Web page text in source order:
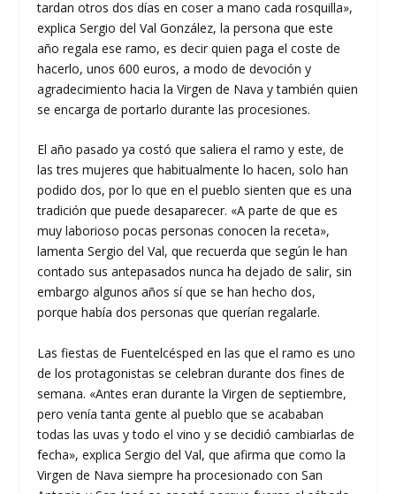
tardan otros dos días en coser a mano cada rosquilla»,
explica Sergio del Val González, la persona que este
año regala ese ramo, es decir quien paga el coste de
hacerlo, unos 600 euros, a modo de devoción y
agradecimiento hacia la Virgen de Nava y también quien
se encarga de portarlo durante las procesiones.
El año pasado ya costó que saliera el ramo y este, de
las tres mujeres que habitualmente lo hacen, solo han
podido dos, por lo que en el pueblo sienten que es una
tradición que puede desaparecer. «A parte de que es
muy laborioso pocas personas conocen la receta»,
lamenta Sergio del Val, que recuerda que según le han
contado sus antepasados nunca ha dejado de salir, sin
embargo algunos años sí que se han hecho dos,
porque había dos personas que querían regalarle.
Las fiestas de Fuentelcésped en las que el ramo es uno
de los protagonistas se celebran durante dos fines de
semana. «Antes eran durante la Virgen de septiembre,
pero venía tanta gente al pueblo que se acababan
todas las uvas y todo el vino y se decidió cambiarlas de
fecha», explica Sergio del Val, que afirma que como la
Virgen de Nava siempre ha procesionado con San